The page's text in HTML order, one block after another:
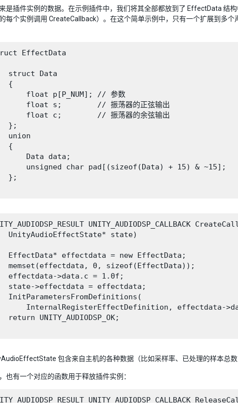
是插件实例的数据。在示例插件中，我们将其全部都放到了 EffectData 结
每个实例调用 CreateCallback）。在这个简单示例中，只有一个扩展到多
EffectData
struct Data
{
float p[P_NUM]; // 参数
float s;        // 振荡器的正弦输出
float c;        // 振荡器的余弦输出
};
union
{
Data data;
unsigned char pad[(sizeof(Data) + 15) & ~15];
};
UNITY_AUDIODSP_CALLBACK
UnityAudioEffectState* state)
EffectData* effectdata = new EffectData;
memset(effectdata, 0, sizeof(EffectData));
effectdata->data.c = 1.0f;
state->effectdata = effectdata;
InitParametersFromDefinitions(
InternalRegisterEffectDefinition, effectdata-
return UNITY_AUDIODSP_OK;
包含来自主机的各种数据（比如采样率、已处理的样本总
也有一个对应的函数用于释放插件实例：
UNITY_AUDIODSP_CALLBACK